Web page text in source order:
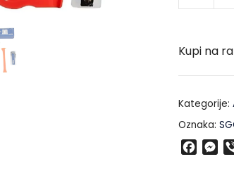
Kupi na
Kategorije:
Oznaka:
M